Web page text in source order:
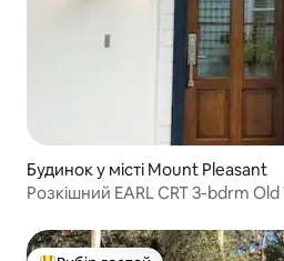
Будинок у місті Mount Pleasant
Розкішний EARL CRT 3-bdrm